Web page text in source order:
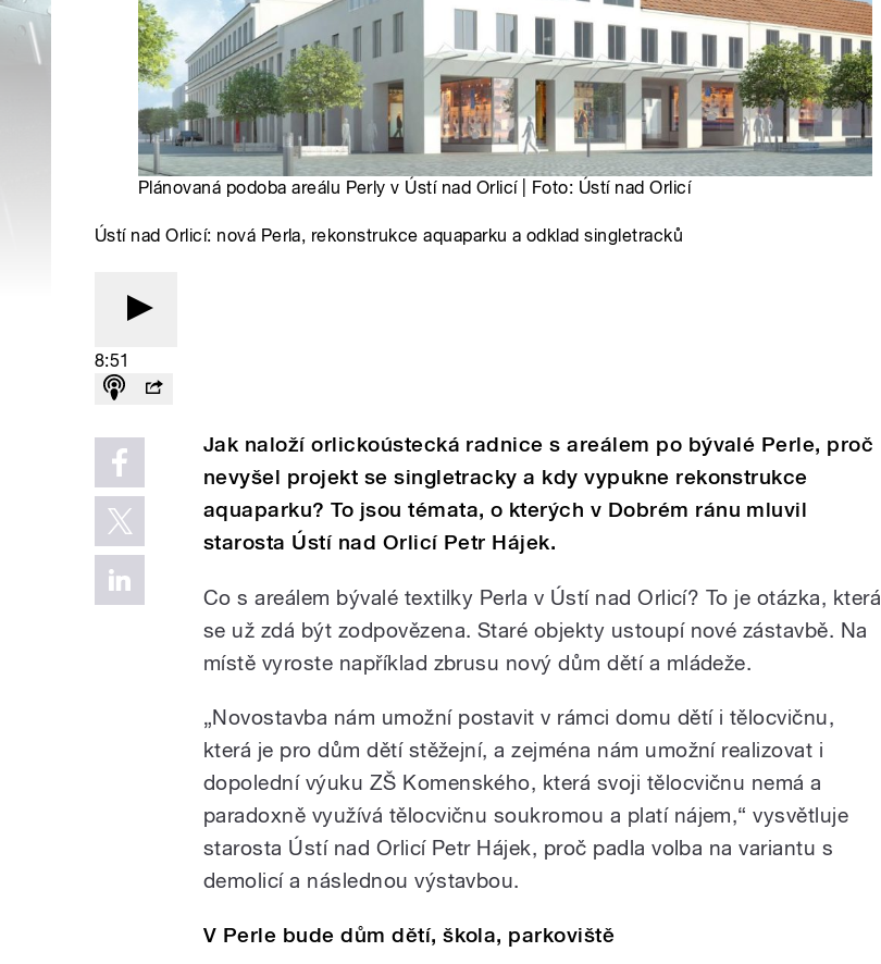
Plánovaná podoba areálu Perly v Ústí nad Orlicí | Foto: Ústí nad Orlicí
Ústí nad Orlicí: nová Perla, rekonstrukce aquaparku a odklad singletracků
8:51
Jak naloží orlickoústecká radnice s areálem po bývalé Perle, proč
nevyšel projekt se singletracky a kdy vypukne rekonstrukce
aquaparku? To jsou témata, o kterých v Dobrém ránu mluvil
starosta Ústí nad Orlicí Petr Hájek.
Co s areálem bývalé textilky Perla v Ústí nad Orlicí? To je otázka, která
se už zdá být zodpovězena. Staré objekty ustoupí nové zástavbě. Na
místě vyroste například zbrusu nový dům dětí a mládeže.
„Novostavba nám umožní postavit v rámci domu dětí i tělocvičnu,
která je pro dům dětí stěžejní, a zejména nám umožní realizovat i
dopolední výuku ZŠ Komenského, která svoji tělocvičnu nemá a
paradoxně využívá tělocvičnu soukromou a platí nájem,“ vysvětluje
starosta Ústí nad Orlicí Petr Hájek, proč padla volba na variantu s
demolicí a následnou výstavbou.
V Perle bude dům dětí, škola, parkoviště